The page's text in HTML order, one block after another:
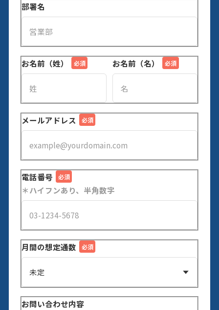
部署名
お名前（姓） お名前（名）
メールアドレス
電話番号
＊ハイフンあり、半角数字
月間の想定通数
お問い合わせ内容